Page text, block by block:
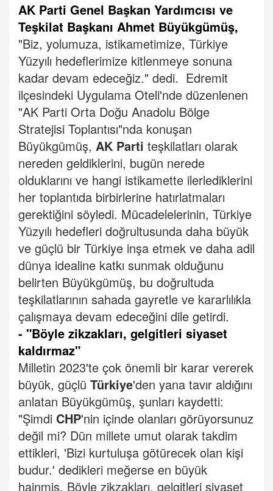
AK Parti Genel Başkan Yardımcısı ve
Teşkilat Başkanı Ahmet Büyükgümüş,
"Biz, yolumuza, istikametimize, Türkiye
Yüzyılı hedeflerimize kitlenmeye sonuna
kadar devam edeceğiz." dedi. Edremit
ilçesindeki Uygulama Oteli'nde düzenlenen
"AK Parti Orta Doğu Anadolu Bölge
Stratejisi Toplantısı"nda konuşan
Büyükgümüş, AK Parti teşkilatları olarak
nereden geldiklerini, bugün nerede
olduklarını ve hangi istikamette ilerlediklerini
her toplantıda birbirlerine hatırlatmaları
gerektiğini söyledi. Mücadelelerinin, Türkiye
Yüzyılı hedefleri doğrultusunda daha büyük
ve güçlü bir Türkiye inşa etmek ve daha adil
dünya idealine katkı sunmak olduğunu
belirten Büyükgümüş, bu doğrultuda
teşkilatlarının sahada gayretle ve kararlılıkla
çalışmaya devam edeceğini dile getirdi.
- "Böyle zikzakları, gelgitleri siyaset
kaldırmaz"
Milletin 2023'te çok önemli bir karar vererek
büyük, güçlü Türkiye'den yana tavır aldığını
anlatan Büyükgümüş, şunları kaydetti:
"Şimdi CHP'nin içinde olanları görüyorsunuz
değil mi? Dün millete umut olarak takdim
ettikleri, 'Bizi kurtuluşa götürecek olan kişi
budur.' dedikleri meğerse en büyük
hainmiş. Böyle zikzakları, gelgitleri siyaset